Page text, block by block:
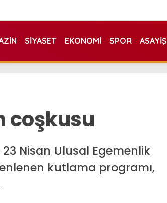
SIYASET EKONOMI SPOR ASAYIŞ
coşkusu
Nisan Ulusal Egemenlik
kutlama programı,